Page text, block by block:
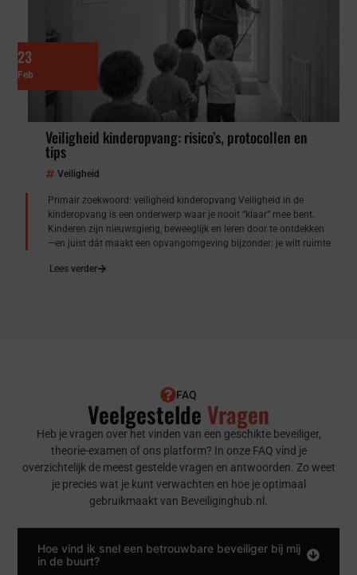
23
Feb
Veiligheid kinderopvang: risico’s, protocollen en
tips
Veiligheid
Primair zoekwoord: veiligheid kinderopvang Veiligheid in de
kinderopvang is een onderwerp waar je nooit “klaar” mee bent.
Kinderen zijn nieuwsgierig, beweeglijk en leren door te ontdekken
—en juist dát maakt een opvangomgeving bijzonder: je wilt ruimte
Lees verder
FAQ
Veelgestelde Vragen
Heb je vragen over het vinden van een geschikte beveiliger,
theorie-examen of ons platform? In onze FAQ vind je
overzichtelijk de meest gestelde vragen en antwoorden. Zo weet
je precies wat je kunt verwachten en hoe je optimaal
gebruikmaakt van Beveiliginghub.nl.
Hoe vind ik snel een betrouwbare beveiliger bij mij
in de buurt?